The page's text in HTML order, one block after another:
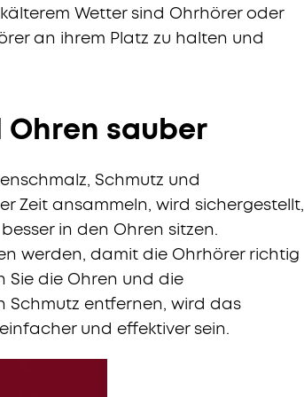
Wetter sind Ohrhörer oder
an ihrem Platz zu halten und
Ohren sauber
Schmutz und
Zeit ansammeln, wird sichergestellt,
in den Ohren sitzen.
werden, damit die Ohrhörer richtig
Sie die Ohren und die
Schmutz entfernen, wird das
und effektiver sein.